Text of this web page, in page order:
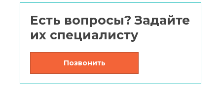
Есть вопросы? Задайте
их специалисту
Позвонить